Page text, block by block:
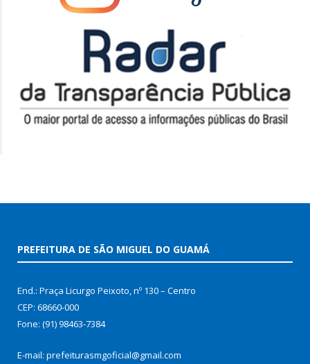
PREFEITURA DE SÃO MIGUEL DO GUAMÁ
End.: Praça Licurgo Peixoto, nº 130 – Centro
CEP: 68660-000
Fone: (91) 98463-7384
E-mail: prefeiturasmgoficial@gmail.com